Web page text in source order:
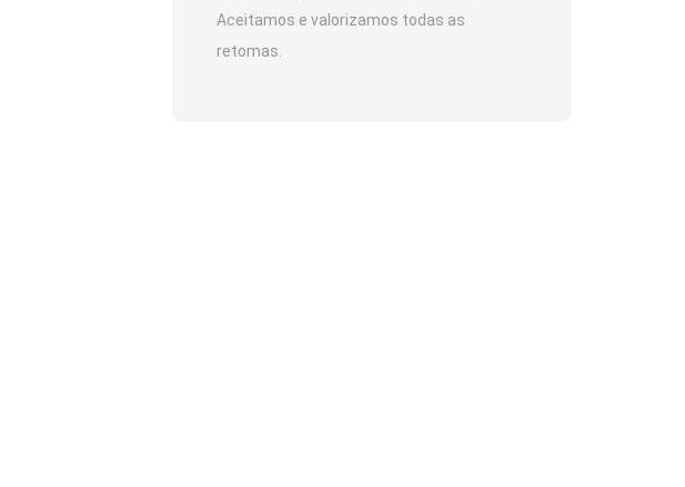
Aceitamos e valorizamos todas as
retomas.